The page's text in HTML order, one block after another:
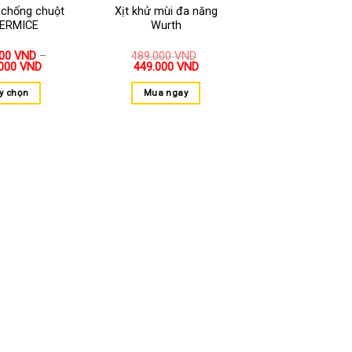
chuột
VND –
VND
chọn
Xịt khử mùi đa năng
Wurth
489.000VND
449.000 VND
Mua ngay